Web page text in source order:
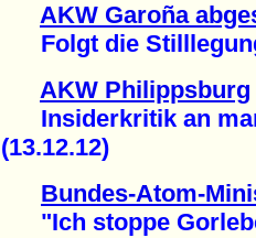
AKW Garoña
Folgt die
AKW Philippsburg
Insiderkritik an
(13.12.12)
Bundes-Atom-
"Ich stoppe